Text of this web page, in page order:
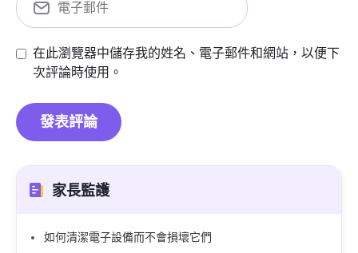
在此瀏覽器中儲存我的姓名、電子郵件和網站，以便下
次評論時使用。
家長監護
如何清潔電子設備而不會損壞它們